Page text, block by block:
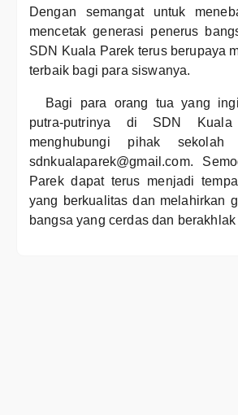
Dengan semangat untuk
mencetak generasi penerus
SDN Kuala Parek terus berupaya
terbaik bagi para siswanya.
Bagi para orang tua yang
putra-putrinya di SDN
menghubungi pihak sekolah
sdnkualaparek@gmail.com.
Parek dapat terus menjadi
yang berkualitas dan melahirkan
bangsa yang cerdas dan